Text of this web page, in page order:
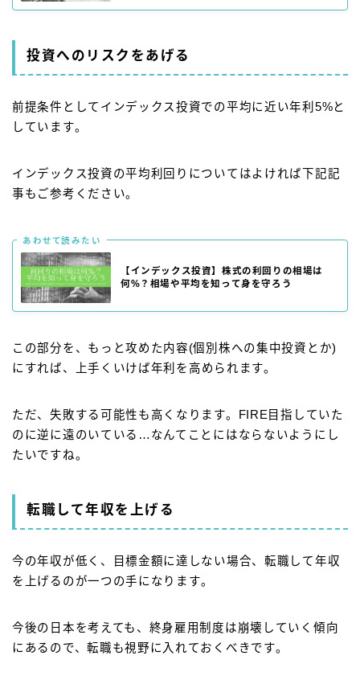
投資へのリスクをあげる
前提条件としてインデックス投資での平均に近い年利5%と
しています。
インデックス投資の平均利回りについてはよければ下記記
事もご参考ください。
あわせて読みたい
【インデックス投資】株式の利回りの相場は
何%？相場や平均を知って身を守ろう
この部分を、もっと攻めた内容(個別株への集中投資とか)
にすれば、
上手くいけば年利を高められます。
ただ、失敗する可能性も高くなります。FIRE目指していた
のに逆に遠のいている…なんてことにはならないようにし
たいですね。
転職して年収を上げる
今の年収が低く、目標金額に達しない場合、 転職して年収
を上げる のが一つの手になります。
今後の日本を考えても、終身雇用制度は崩壊していく傾向
にあるので、転職も視野に入れておくべきです。